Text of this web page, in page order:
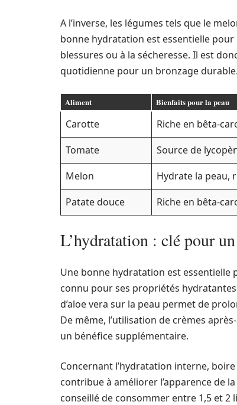
A l’inverse, les légumes tels que le
bonne hydratation est essentielle
blessures ou à la sécheresse. Il est
quotidienne pour un bronzage durable.
Aliment Bienfaits pour la peau
Carotte
Riche en bêta-
Tomate
Source de
Melon
Hydrate la peau,
Patate douce
Riche en bêta-
L’hydratation : clé pour
Une bonne hydratation est essentielle
connu pour ses propriétés
d’aloe vera sur la peau permet de
De même, l’utilisation de crèmes
un bénéfice supplémentaire.
Concernant l’hydratation interne,
contribue à améliorer l’apparence de
conseillé de consommer entre 1,5 et 2